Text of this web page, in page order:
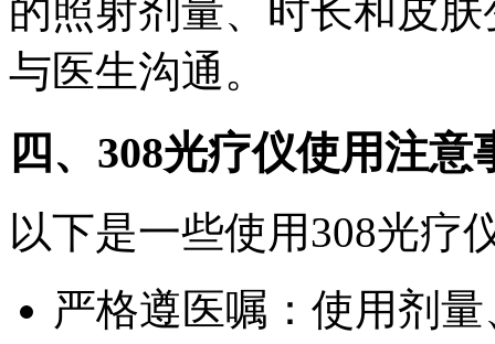
的照射剂量、时长和皮
与医生沟通。
四、308光疗仪使用注意
以下是一些使用308光疗
严格遵医嘱：使用剂